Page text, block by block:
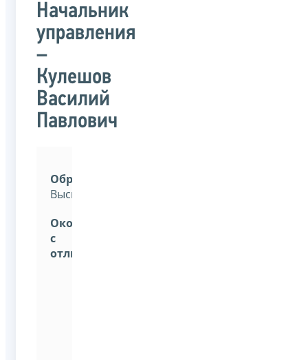
Начальник
управления
–
Кулешов
Василий
Павлович
Образование:
Высшее.
Окончил
с
отличием: